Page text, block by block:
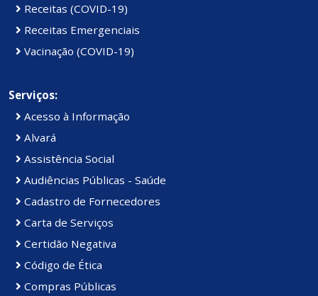
Receitas (COVID-19)
Receitas Emergenciais
Vacinação (COVID-19)
Serviços:
Acesso à Informação
Alvará
Assistência Social
Audiências Públicas - Saúde
Cadastro de Fornecedores
Carta de Serviços
Certidão Negativa
Código de Ética
Compras Públicas